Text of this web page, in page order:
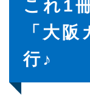
これ1
「大
行♪